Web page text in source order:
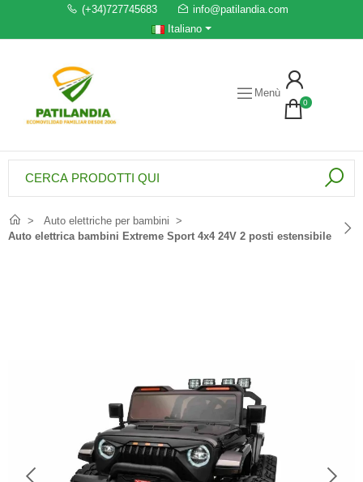
(+34)727745683
info@patilandia.com
Italiano
Menù
0
Auto elettriche per bambini
Auto elettrica bambini Extreme Sport 4x4 24V 2 posti estensibile